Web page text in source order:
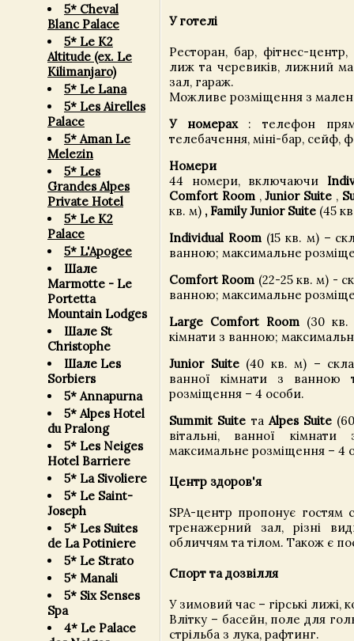
5* Cheval
Blanc Palace
5* Le K2
Altitude (ex. Le
Kilimanjaro)
5* Le Lana
5* Les Airelles
Palace
5* Aman Le
Melezin
5* Les
Grandes Alpes
Private Hotel
5* Le K2
Palace
5* L'Apogee
Шале
Marmotte - Le
Portetta
Mountain Lodges
Шале St
Christophe
Шале Les
Sorbiers
5* Annapurna
5* Alpes Hotel
du Pralong
5* Les Neiges
Hotel Barriere
5* La Sivoliere
5* Le Saint-
Joseph
5* Les Suites
de La Potiniere
5* Le Strato
5* Manali
5* Six Senses
Spa
4* Le Palace
У готелі
Ресторан, бар, фітнес-
лиж та черевиків, лижний
зал, гараж.
Можливе розміщення з
У номерах: телефон
телебачення, міні-бар, сейф,
Номери
44 номери, включаючи
Comfort Room,Junior Suite ,
кв. м) , Family Junior Suite (45
Individual Room(15 кв. м) –
ванною; максимальне
Comfort Room (22-25 кв. м) -
ванною; максимальне
Large Comfort Room (30 кв.
кімнати з ванною;
Junior Suite(40 кв. м) –
ванної кімнати з ванною
розміщення – 4 особи.
Summit Suite таAlpes Suite
вітальні, ванної
максимальне розміщення – 4
Центр здоров'я
SPA-центр пропонує гостям
тренажерний зал, різні
обличчям та тілом. Також є
Спорт та дозвілля
У зимовий час – гірські лижі,
Влітку – басейн, поле для
стрільба з лука, рафтинг.